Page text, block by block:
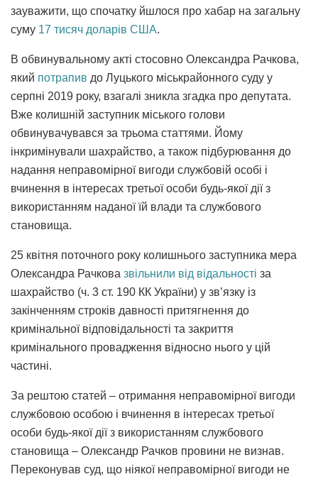
зауважити, що спочатку йшлося про хабар на загальну
суму 17 тисяч доларів США.
В обвинувальному акті стосовно Олександра Рачкова,
який потрапив до Луцького міськрайонного суду у
серпні 2019 року, взагалі зникла згадка про депутата.
Вже колишній заступник міського голови
обвинувачувався за трьома статтями. Йому
інкримінували шахрайство, а також підбурювання до
надання неправомірної вигоди службовій особі і
вчинення в інтересах третьої особи будь-якої дії з
використанням наданої їй влади та службового
становища.
25 квітня поточного року колишнього заступника мера
Олександра Рачкова звільнили від відальності за
шахрайство (ч. 3 ст. 190 КК України) у зв’язку із
закінченням строків давності притягнення до
кримінальної відповідальності та закриття
кримінального провадження відносно нього у цій
частині.
За рештою статей – отримання неправомірної вигоди
службовою особою і вчинення в інтересах третьої
особи будь-якої дії з використанням службового
становища – Олександр Рачков провини не визнав.
Переконував суд, що ніякої неправомірної вигоди не